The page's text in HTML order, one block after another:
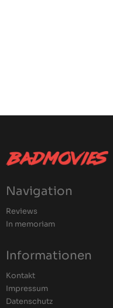
Navigation
Reviews
In memoriam
Informationen
Kontakt
Impressum
Datenschutz